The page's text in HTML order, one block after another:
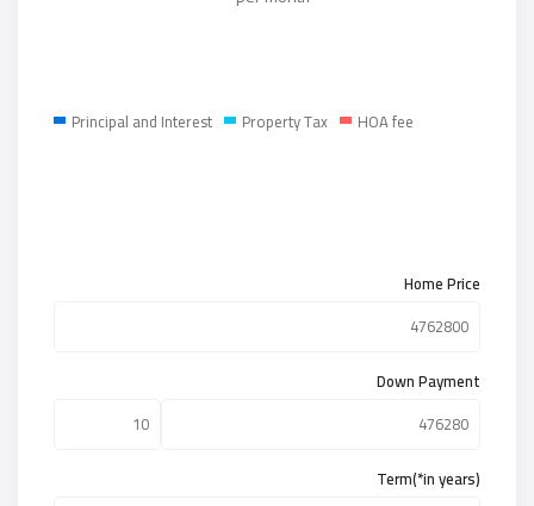
Principal and Interest Property Tax HOA fee
Home Price
Down Payment
Term(*in years)